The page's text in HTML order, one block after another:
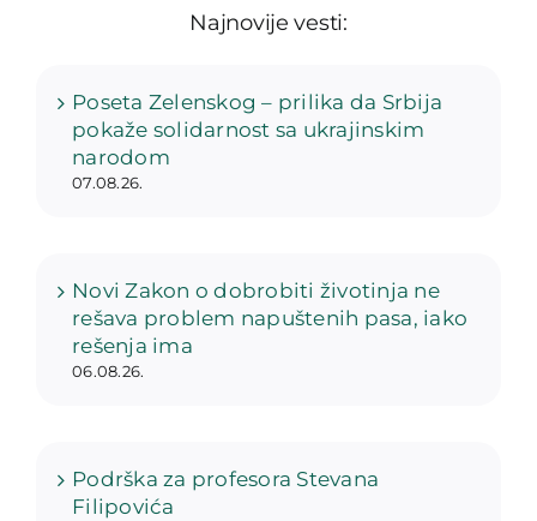
Najnovije vesti:
Poseta Zelenskog – prilika da Srbija
pokaže solidarnost sa ukrajinskim
narodom
07.08.26.
Novi Zakon o dobrobiti životinja ne
rešava problem napuštenih pasa, iako
rešenja ima
06.08.26.
Podrška za profesora Stevana
Filipovića